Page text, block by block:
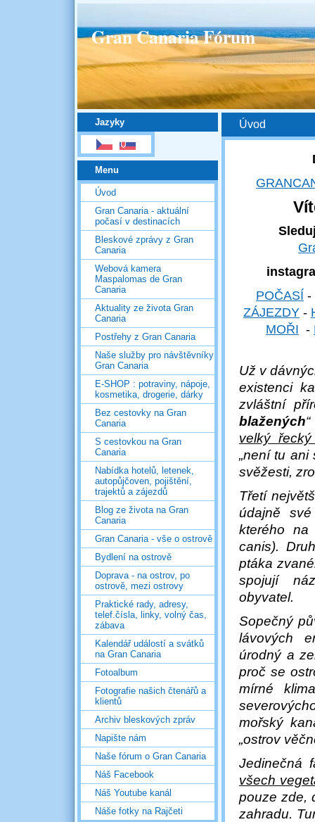
Gran Canaria Fórum
Jazyky
Menu
Úvod
Gran Canaria - aktuální
počasí v destinacích
Bleskové zprávy z Gran
Canaria
Webová kamera
Maspalomas de Gran
Canaria
Aktuality ze života Gran
Canaria
Postřehy z Gran Canaria
Naše služby pro návštěvníky
Gran Canaria
E-SHOP : potraviny, nápoje,
kosmetika, drogerie, dárky
Bez cestovky na Gran
Canaria
S cestovkou na Gran
Canaria
Nabídka hotelů, letenek,
autopůjčoven, pojištění,
trajektů a zájezdů
Blog ze života na Gran
Canaria
Gran Canaria - vše o ostrově
Bydlení na ostrově
Doprava - na ostrov, po
ostrově, mezi ostrovy
Praktické rady, adresy,
telef.čísla, linky, volný čas,
zábava
Kalendář událostí a svátků
na Gran Canaria
Fotoalbum
Fotografie našich čtenářů a
klientů
Archiv bleskových zpráv
Napište nám
Naše fórum o Gran Canaria
Náš Facebook
Náš Youtube kanál
Náše fotky na Rajčeti
Úvod
POČASÍ -
ZÁJEZDY -
MOŘI -
Už v
existenci
zvláštní
blažených
velký
„není tu
svěžesti,
Třetí
údajně
kterého
canis).
ptáka
spojují
obyvatel.
Sopečný
lávových
úrodný a
proč se
mírné
mořský
„ostrov
Jedinečná
všech
pouze zde,
zahradu.